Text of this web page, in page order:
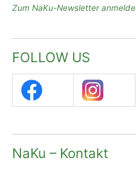
Zum NaKu-Newsletter
FOLLOW US
NaKu – Kontakt